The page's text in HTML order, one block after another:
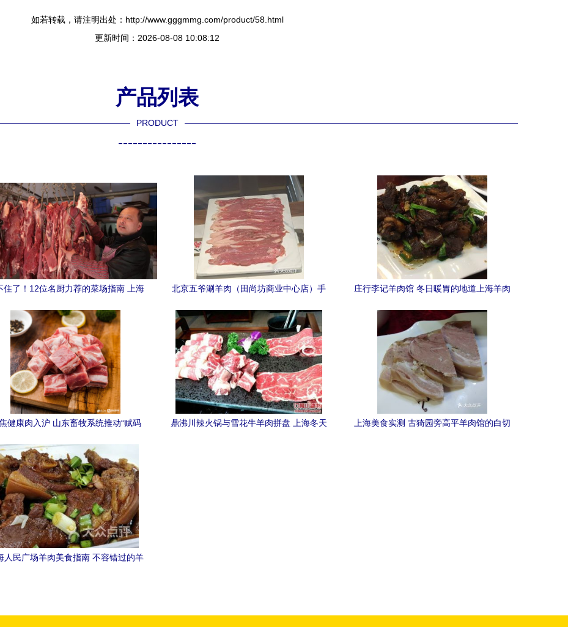
如若转载，请注明出处：http://www.gggmmg.com/product/58.html
更新时间：2026-08-08 10:08:12
产品列表
PRODUCT
----------------
住了！12位名厨力荐的菜场指南 上海
北京五爷涮羊肉（田尚坊商业中心店）手
吃？
庄行李记羊肉馆 冬日暖胃的地道上海羊肉
健康肉入沪 山东畜牧系统推动“赋码
鼎沸川辣火锅与雪花牛羊肉拼盘 上海冬天
上海美食实测 古猗园旁高平羊肉馆的白切
人民广场羊肉美食指南 不容错过的羊